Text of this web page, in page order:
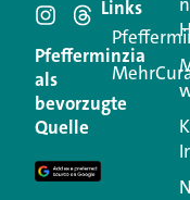
Ihre E-Mail-
Erforderliche
Kommentar
Pfefferminzia
als
bevorzugte
Quelle
Links